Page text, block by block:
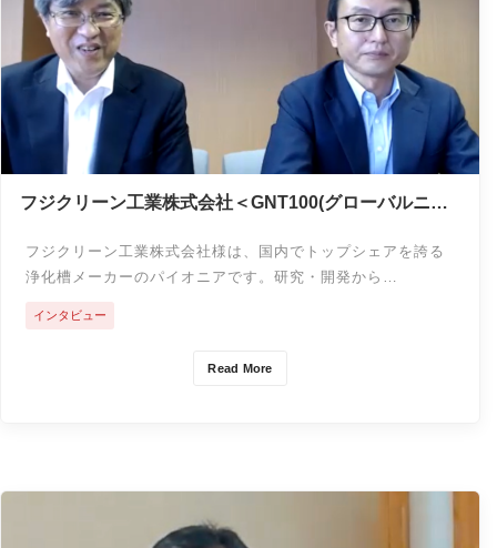
フジクリーン工業株式会社＜GNT100(グローバルニッ
フジクリーン工業株式会社様は、国内でトップシェアを誇る
浄化槽メーカーのパイオニアです。研究・開発から…
Read More
インタビュー